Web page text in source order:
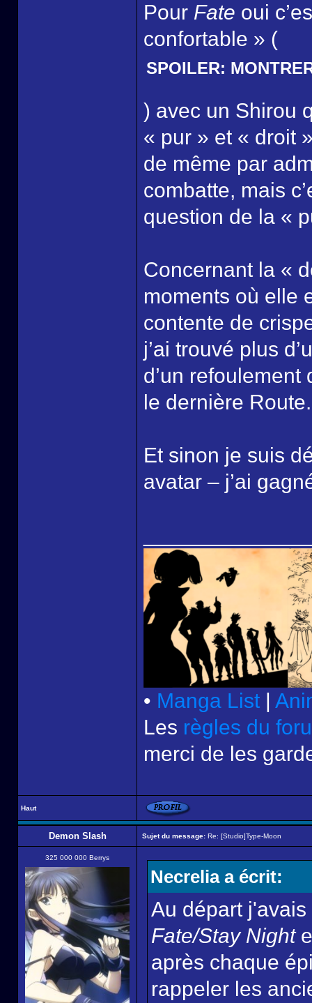
Pour Fate oui
confortable » (
SPOILER:
) avec un Shirou
« pur » et « droit
de même par
combatte, mais
question de la «
Concernant la «
moments où elle
contente de
j’ai trouvé plus
d’un refoulement
le dernière Route.
Et sinon je suis
avatar – j’ai
• Manga List |
Les règles du
merci de les
Haut
Demon Slash Sujet du message: Re: [Studio]Type-Moon
325 000 000 Berrys
Necrelia a écrit:
Au départ
Fate/Stay Night
après chaque
rappeler les